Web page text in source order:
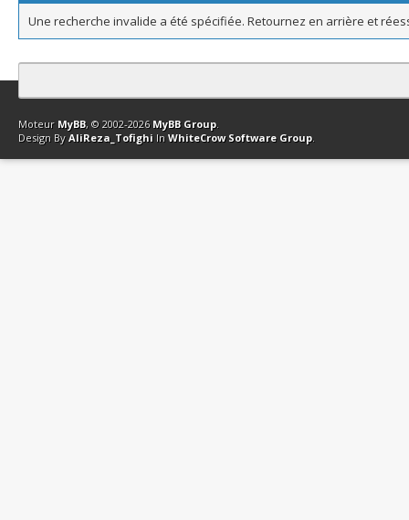
Une recherche invalide a été spécifiée. Retournez en arrière et
Contact Club Affiliation Retourner en haut Version bas-débit
Moteur MyBB, © 2002-2026 MyBB Group.
Design By AliReza_Tofighi In WhiteCrow Software Group.